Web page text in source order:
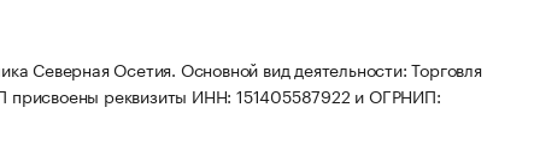
Северная Осетия. Основной вид деятельности: Торговля
присвоены реквизиты ИНН: 151405587922 и ОГРНИП: